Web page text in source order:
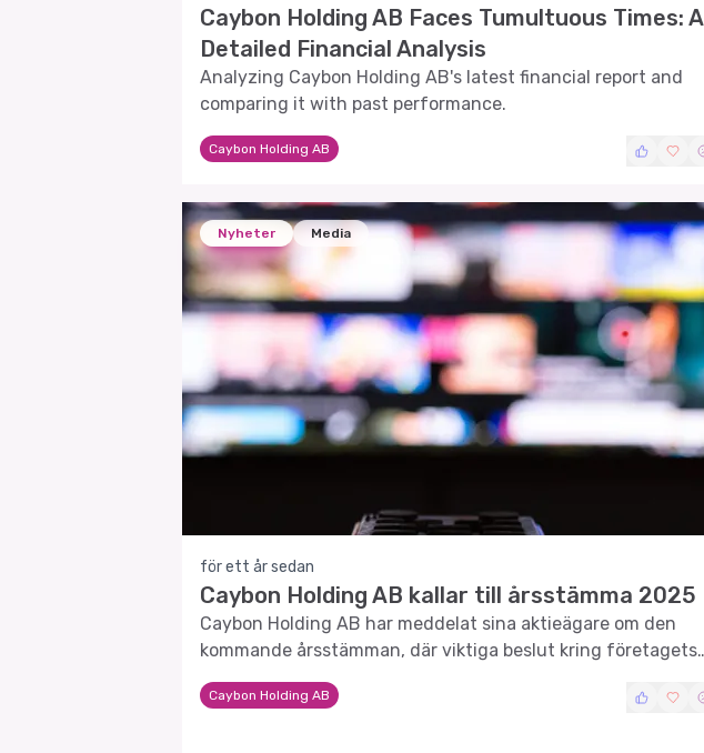
Caybon Holding AB Faces Tumultuous Times: A
Detailed Financial Analysis
Analyzing Caybon Holding AB's latest financial report and
comparing it with past performance.
Caybon Holding AB
Nyheter Media
för ett år sedan
Caybon Holding AB kallar till årsstämma 2025
Caybon Holding AB har meddelat sina aktieägare om den
kommande årsstämman, där viktiga beslut kring företagets
framtid och ekonomiska strategi kommer att diskuteras.
Caybon Holding AB